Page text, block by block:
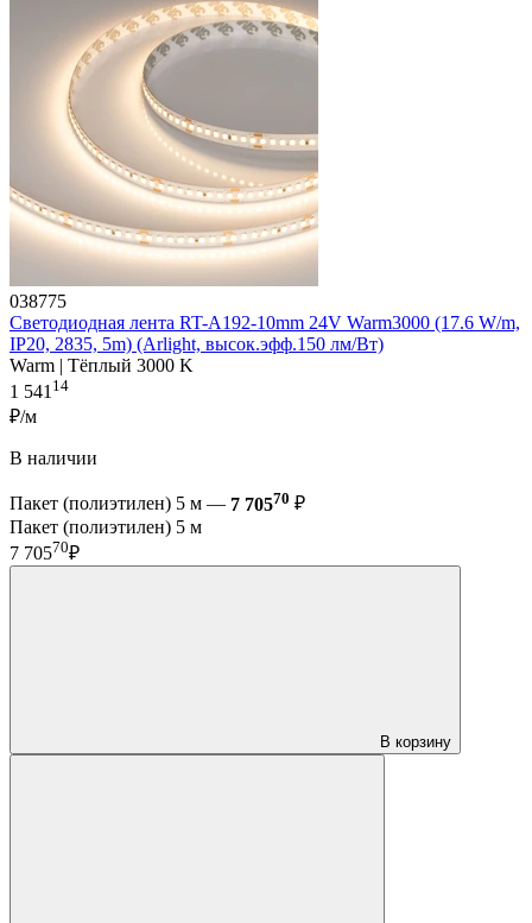
038775
Светодиодная лента RT-A192-10mm 24V Warm3000 (17.6 W/m,
IP20, 2835, 5m) (Arlight, высок.эфф.150 лм/Вт)
Warm | Тёплый 3000 K
1 541 14
₽/м
В наличии
Пакет (полиэтилен) 5 м — 7 70570 ₽
Пакет (полиэтилен) 5 м
7 70570₽
В корзину